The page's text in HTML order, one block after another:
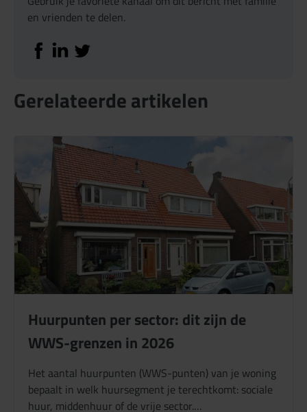
en vrienden te delen.
Deel op Facebook
Deel op Linkedin
Deel op Twitter
Gerelateerde artikelen
Huurpunten per sector: dit zijn de
WWS-grenzen in 2026
Het aantal huurpunten (WWS-punten) van je woning
bepaalt in welk huursegment je terechtkomt: sociale
huur, middenhuur of de vrije sector.…